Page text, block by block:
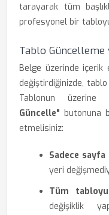
tarayarak tüm
profesyonel bir
Tablo Güncelleme
Belge üzerinde içerik
değiştirdiğinizde,
Tablonun üzerine
Güncelle" butonuna
etmelisiniz:
Sadece sayfa
yeri
Tüm
değişiklik